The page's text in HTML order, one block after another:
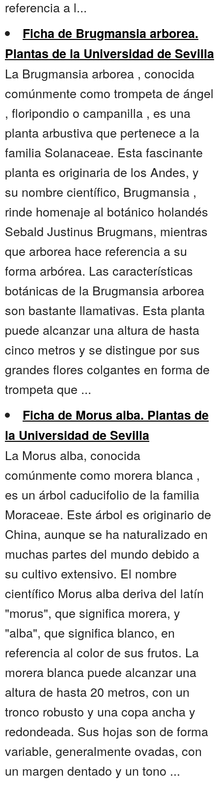
referencia a l...
Ficha de Brugmansia arborea.
Plantas de la Universidad de Sevilla
La Brugmansia arborea , conocida
comúnmente como trompeta de ángel
, floripondio o campanilla , es una
planta arbustiva que pertenece a la
familia Solanaceae. Esta fascinante
planta es originaria de los Andes, y
su nombre científico, Brugmansia ,
rinde homenaje al botánico holandés
Sebald Justinus Brugmans, mientras
que arborea hace referencia a su
forma arbórea. Las características
botánicas de la Brugmansia arborea
son bastante llamativas. Esta planta
puede alcanzar una altura de hasta
cinco metros y se distingue por sus
grandes flores colgantes en forma de
trompeta que ...
Ficha de Morus alba. Plantas de
la Universidad de Sevilla
La Morus alba, conocida
comúnmente como morera blanca ,
es un árbol caducifolio de la familia
Moraceae. Este árbol es originario de
China, aunque se ha naturalizado en
muchas partes del mundo debido a
su cultivo extensivo. El nombre
científico Morus alba deriva del latín
"morus", que significa morera, y
"alba", que significa blanco, en
referencia al color de sus frutos. La
morera blanca puede alcanzar una
altura de hasta 20 metros, con un
tronco robusto y una copa ancha y
redondeada. Sus hojas son de forma
variable, generalmente ovadas, con
un margen dentado y un tono ...